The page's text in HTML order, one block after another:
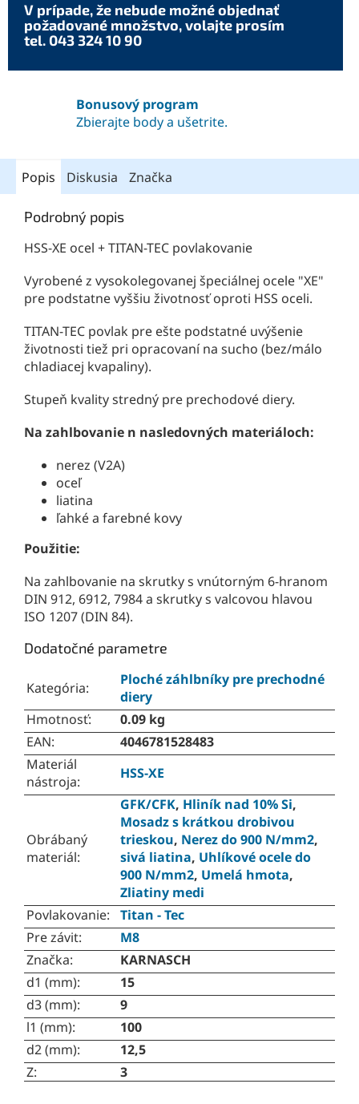
V prípade, že nebude možné objednať
požadované množstvo, volajte prosím
tel. 043 324 10 90
Bonusový program
Zbierajte body a ušetrite.
Popis Diskusia Značka
Podrobný popis
HSS-XE ocel + TITAN-TEC povlakovanie
Vyrobené z vysokolegovanej špeciálnej ocele "XE"
pre podstatne vyššiu životnosť oproti HSS oceli.
TITAN-TEC povlak pre ešte podstatné uvýšenie
životnosti tiež pri opracovaní na sucho (bez/málo
chladiacej kvapaliny).
Stupeň kvality stredný pre prechodové diery.
Na zahlbovanie n nasledovných materiáloch:
nerez (V2A)
oceľ
liatina
ľahké a farebné kovy
Použitie:
Na zahlbovanie na skrutky s vnútorným 6-hranom
DIN 912, 6912, 7984 a skrutky s valcovou hlavou
ISO 1207 (DIN 84).
Dodatočné parametre
Kategória:
Ploché záhlbníky pre prechodné
diery
Hmotnosť:
0.09 kg
EAN:
4046781528483
Materiál
nástroja: HSS-XE
Obrábaný
materiál:
GFK/CFK, Hliník nad 10% Si,
Mosadz s krátkou drobivou
trieskou, Nerez do 900 N/mm2,
sivá liatina, Uhlíkové ocele do
900 N/mm2, Umelá hmota,
Zliatiny medi
Povlakovanie:
Titan - Tec
Pre závit:
M8
Značka:
KARNASCH
d1 (mm):
15
d3 (mm):
9
l1 (mm):
100
d2 (mm):
12,5
Z: 3